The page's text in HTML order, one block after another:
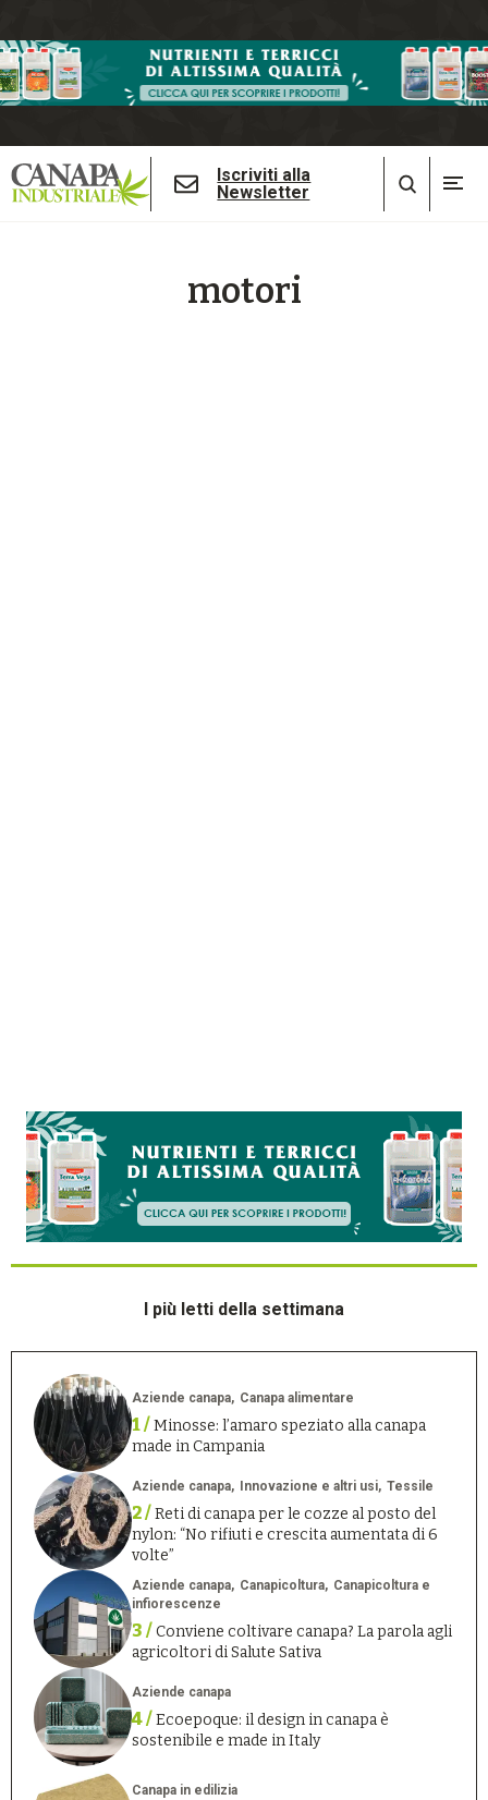
Iscriviti alla
Newsletter
motori
I più letti della settimana
Aziende canapa Canapa alimentare
1 /Minosse: l’amaro speziato alla canapa
made in Campania
Aziende canapa Innovazione e altri usi Tessile
2 /Reti di canapa per le cozze al posto del
nylon: “No rifiuti e crescita aumentata di 6
volte”
Aziende canapa Canapicoltura
Canapicoltura e
infiorescenze
3 /Conviene coltivare canapa? La parola agli
agricoltori di Salute Sativa
Aziende canapa
4 /Ecoepoque: il design in canapa è
sostenibile e made in Italy
Canapa in edilizia